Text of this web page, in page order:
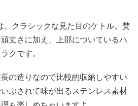
、クラシックな見た目のケトル。焚
丈さに加え、上部についているハ
クです。
の造りなので比較的収納しやすい
ぶされて味が出るステンレス素材